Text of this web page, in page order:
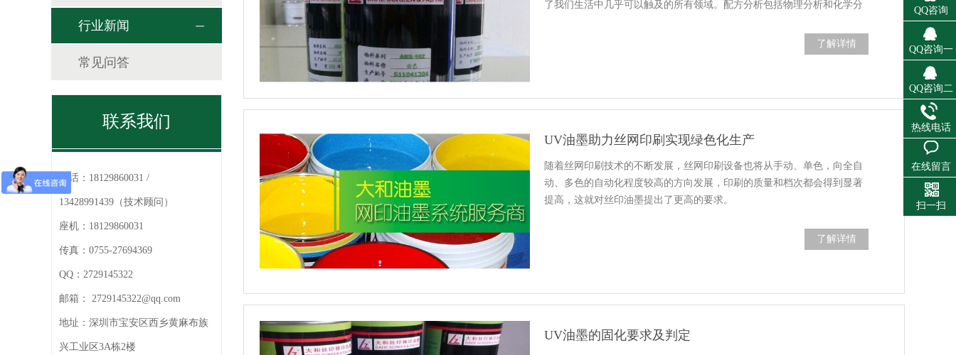
行业新闻
常见问答
联系我们
电话： 18129860031 /
13428991439（技术顾问）
座机： 18129860031
传真： 0755-27694369
QQ： 2729145322
邮箱： 2729145322@qq.com
地址： 深圳市宝安区西乡黄麻布族
兴工业区3A栋2楼
了我们生活中几乎可以触及的所有领域。配方分析包括物理分析和化学分
了解详情
UV油墨助力丝网印刷实现绿色化生产
随着丝网印刷技术的不断发展，丝网印刷设备也将从手动、单色，向全自
动、多色的自动化程度较高的方向发展，印刷的质量和档次都会得到显著
提高，这就对丝印油墨提出了更高的要求。
了解详情
UV油墨的固化要求及判定
QQ咨询
QQ咨询一
QQ咨询二
热线电话
在线留言
扫一扫